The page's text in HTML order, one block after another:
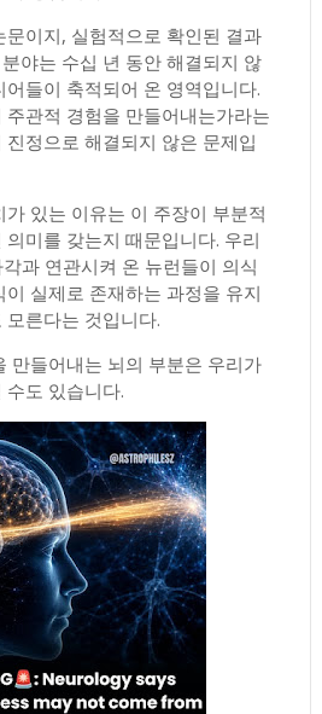
이지, 실험적으로 확인된 결과
야는 수십 년 동안 해결되지 않
들이 축적되어 온 영역입니다.
관적 경험을 만들어내는가라는
정으로 해결되지 않은 문제입
있는 이유는 이 주장이 부분적
미를 갖는지 때문입니다. 우리
과 연관시켜 온 뉴런들이 의식
실제로 존재하는 과정을 유지
른다는 것입니다.
만들어내는 뇌의 부분은 우리가
도 있습니다.